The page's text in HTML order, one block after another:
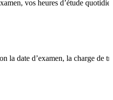
vos heures d’étude
la date d’examen, la charge